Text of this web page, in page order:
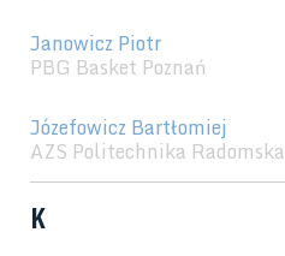
Janowicz Piotr
PBG Basket Poznań
Józefowicz Bartłomiej
AZS Politechnika Radomska
K